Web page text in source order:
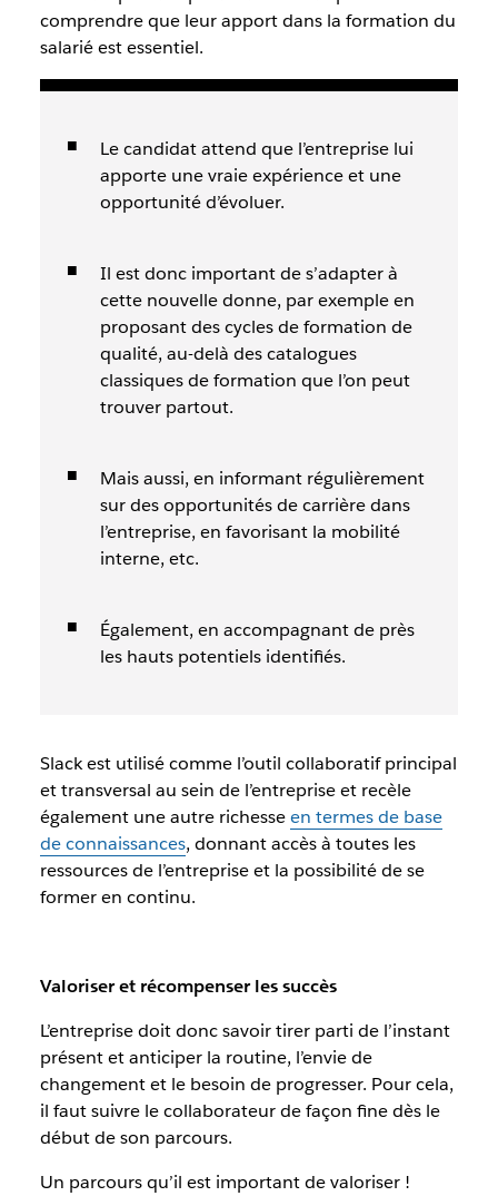
comprendre que leur apport dans la formation du
salarié est essentiel.
Le candidat attend que l’entreprise lui
apporte une vraie expérience et une
opportunité d’évoluer.
Il est donc important de s’adapter à
cette nouvelle donne, par exemple en
proposant des cycles de formation de
qualité, au-delà des catalogues
classiques de formation que l’on peut
trouver partout.
Mais aussi, en informant régulièrement
sur des opportunités de carrière dans
l’entreprise, en favorisant la mobilité
interne, etc.
Également, en accompagnant de près
les hauts potentiels identifiés.
Slack est utilisé comme l’outil collaboratifprincipal
et transversal au sein de l’entreprise et recèle
également une autre richesseen termes de base
de connaissances, donnant accès à toutes les
ressources de l’entreprise et la possibilité de se
former en continu.
Valoriser et récompenser les succès
L’entreprise doit donc savoir tirer parti de l’instant
présent et anticiper la routine, l’envie de
changement et le besoin de progresser. Pour cela,
il faut suivre le collaborateur de façon fine dès le
début de son parcours.
Un parcours qu’il est important de valoriser !